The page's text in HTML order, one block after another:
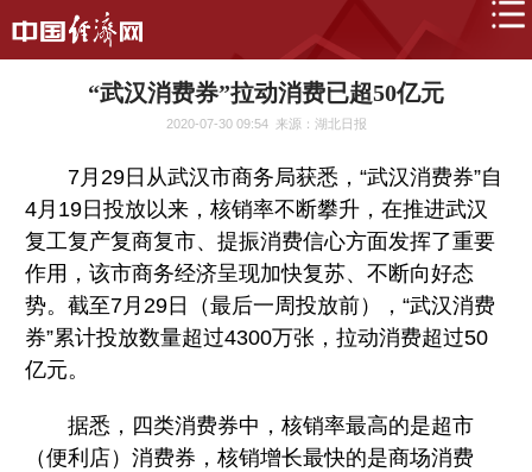
“武汉消费券”拉动消费已超50亿元
2020-07-30 09:54 来源：湖北日报
7月29日从武汉市商务局获悉，“武汉消费券”自
4月19日投放以来，核销率不断攀升，在推进武汉
复工复产复商复市、提振消费信心方面发挥了重要
作用，该市商务经济呈现加快复苏、不断向好态
势。截至7月29日（最后一周投放前），“武汉消费
券”累计投放数量超过4300万张，拉动消费超过50
亿元。
据悉，四类消费券中，核销率最高的是超市
（便利店）消费券，核销增长最快的是商场消费